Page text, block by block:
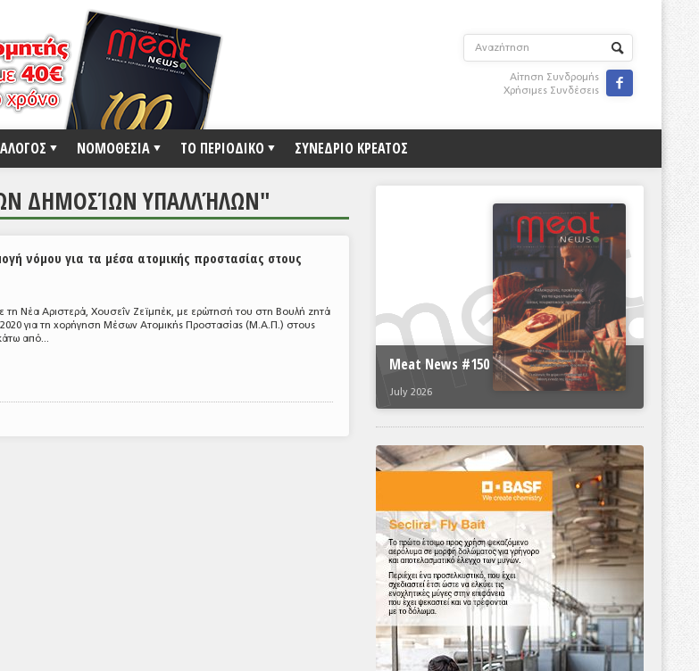
Αίτηση Συνδρομής
Χρήσιμες Συνδέσεις

ΝΟΜΟΘΕΣΙΑ ΤΟ ΠΕΡΙΟΔΙΚΟ ΣΥΝΕΔΡΙΟ ΚΡΕΑΤΟΣ
ΔΗΜΟΣΊΩΝ ΥΠΑΛΛΉΛΩΝ"
νόμου για τα μέσα ατομικής προστασίας στους
τη Νέα Αριστερά, Χουσεΐν Ζεϊμπέκ, με ερώτησή του στη Βουλή ζητά
για τη χορήγηση Μέσων Ατομικής Προστασίας (Μ.Α.Π.) στους
από...
Meat News #150
July 2026